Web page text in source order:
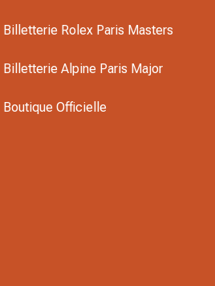
Billetterie Rolex Paris Masters
Billetterie Alpine Paris Major
Boutique Officielle